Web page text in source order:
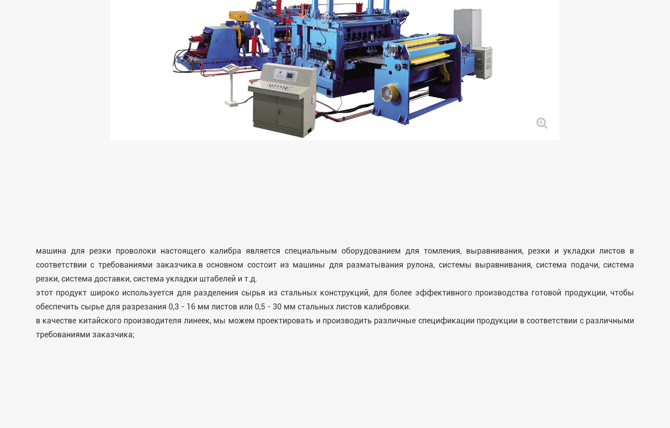
машина для резки проволоки настоящего калибра является специальным оборудованием для томления, выравнивания, резки и укладки листов в
соответствии с требованиями заказчика.в основном состоит из машины для разматывания рулона, системы выравнивания, система подачи, система
резки, система доставки, система укладки штабелей и т.д.
этот продукт широко используется для разделения сырья из стальных конструкций, для более эффективного производства готовой продукции, чтобы
обеспечить сырье для разрезания 0,3 - 16 мм листов или 0,5 - 30 мм стальных листов калибровки.
в качестве китайского производителя линеек, мы можем проектировать и производить различные спецификации продукции в соответствии с различными
требованиями заказчика;